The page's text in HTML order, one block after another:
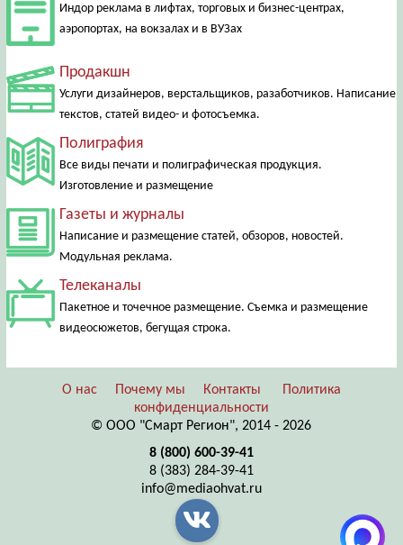
Индор реклама в лифтах, торговых и бизнес-центрах,
аэропортах, на вокзалах и в ВУЗах
Продакшн
Услуги дизайнеров, верстальщиков, разаботчиков. Написание
текстов, статей видео- и фотосъемка.
Полиграфия
Все виды печати и полиграфическая продукция.
Изготовление и размещение
Газеты и журналы
Написание и размещение статей, обзоров, новостей.
Модульная реклама.
Телеканалы
Пакетное и точечное размещение. Съемка и размещение
видеосюжетов, бегущая строка.
О нас Почему мы Контакты
Политика
конфиденциальности
© ООО "Смарт Регион", 2014 - 2026
8 (800) 600-39-41
8 (383) 284-39-41
info@mediaohvat.ru